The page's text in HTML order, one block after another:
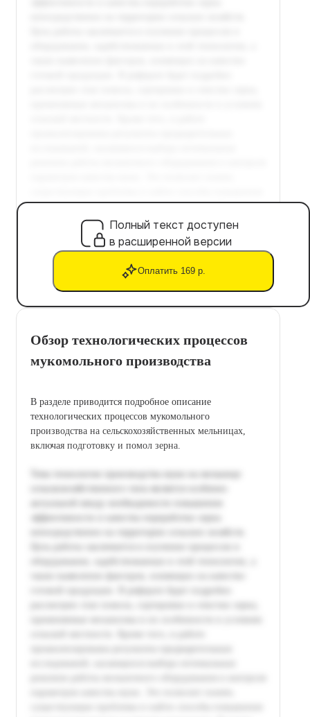
Полный текст доступен
в расширенной версии
Оплатить 169 р.
Обзор технологических процессов
мукомольного производства
В разделе приводится подробное описание
технологических процессов мукомольного
производства на сельскохозяйственных мельницах,
включая подготовку и помол зерна.